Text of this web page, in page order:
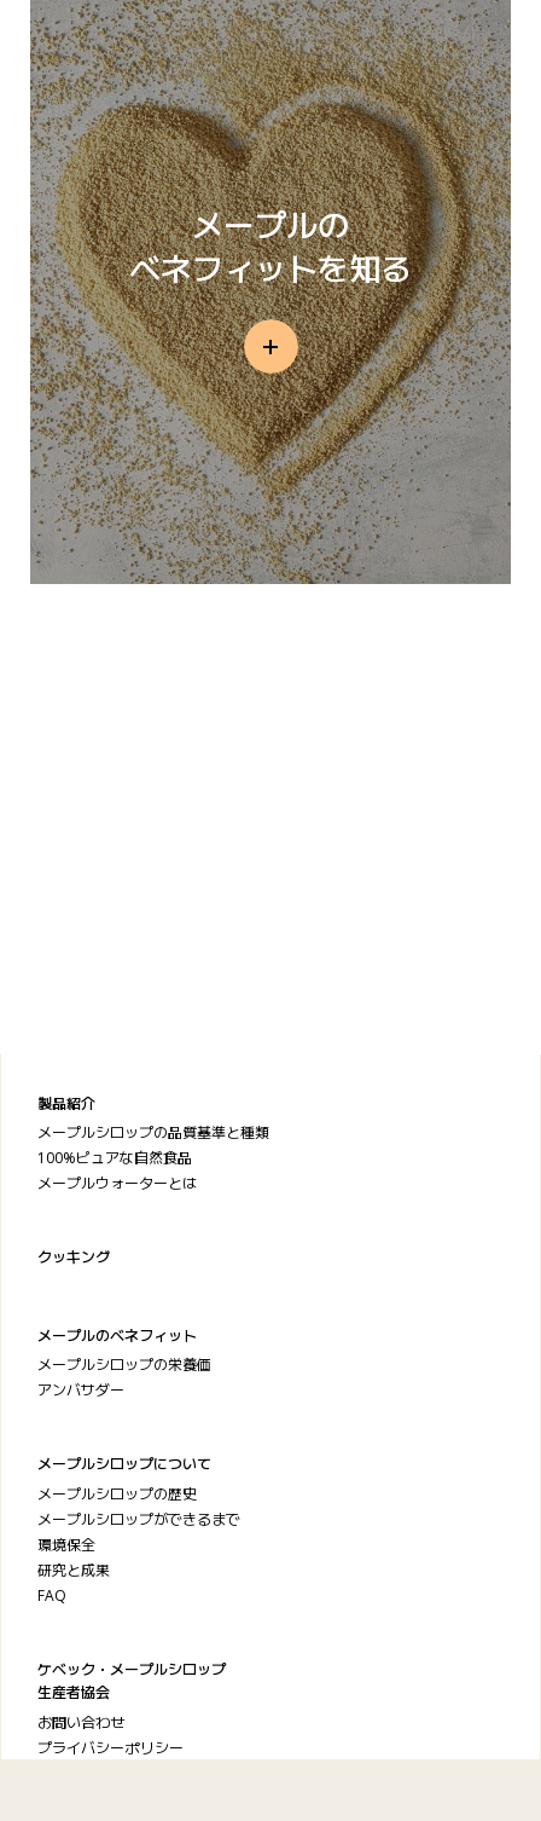
メープルの
ベネフィットを知る
製品紹介
メープルシロップの品質基準と種類
100%ピュアな自然食品
メープルウォーターとは
クッキング
メープルのベネフィット
メープルシロップの栄養価
アンバサダー
メープルシロップについて
メープルシロップの歴史
メープルシロップができるまで
環境保全
研究と成果
FAQ
ケベック・メープルシロップ
生産者協会
お問い合わせ
プライバシーポリシー